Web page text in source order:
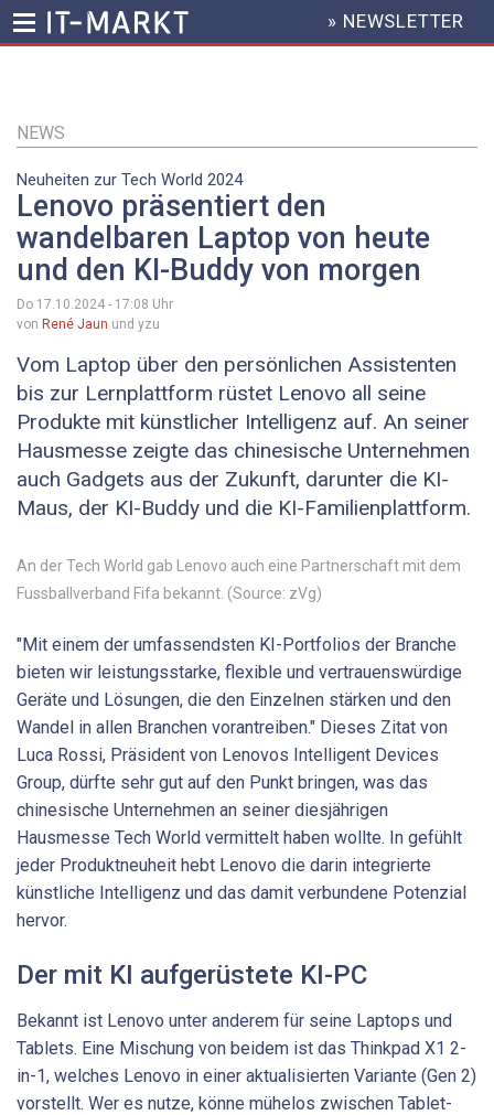
Inhalt
HEADER
MENU
» NEWSLETTER
NEWS
Neuheiten zur Tech World 2024
Lenovo präsentiert den
wandelbaren Laptop von heute
und den KI-Buddy von morgen
Do 17.10.2024 - 17:08 Uhr
von René Jaun und yzu
Vom Laptop über den persönlichen Assistenten
bis zur Lernplattform rüstet Lenovo all seine
Produkte mit künstlicher Intelligenz auf. An seiner
Hausmesse zeigte das chinesische Unternehmen
auch Gadgets aus der Zukunft, darunter die KI-
Maus, der KI-Buddy und die KI-Familienplattform.
An der Tech World gab Lenovo auch eine Partnerschaft mit dem
Fussballverband Fifa bekannt. (Source: zVg)
"Mit einem der umfassendsten KI-Portfolios der Branche
bieten wir leistungsstarke, flexible und vertrauenswürdige
Geräte und Lösungen, die den Einzelnen stärken und den
Wandel in allen Branchen vorantreiben." Dieses Zitat von
Luca Rossi, Präsident von Lenovos Intelligent Devices
Group, dürfte sehr gut auf den Punkt bringen, was das
chinesische Unternehmen an seiner diesjährigen
Hausmesse Tech World vermittelt haben wollte. In gefühlt
jeder Produktneuheit hebt Lenovo die darin integrierte
künstliche Intelligenz und das damit verbundene Potenzial
hervor.
Der mit KI aufgerüstete KI-PC
Bekannt ist Lenovo unter anderem für seine Laptops und
Tablets. Eine Mischung von beidem ist das Thinkpad X1 2-
in-1, welches Lenovo in einer aktualisierten Variante (Gen 2)
vorstellt. Wer es nutze, könne mühelos zwischen Tablet-